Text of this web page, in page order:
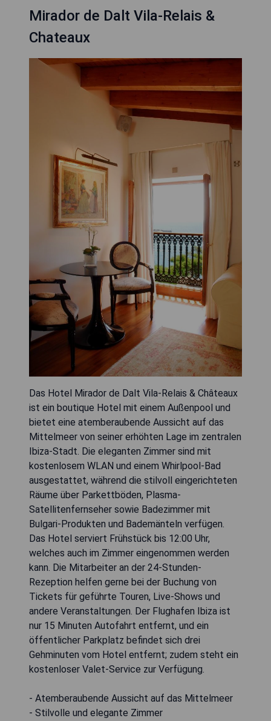
Mirador de Dalt Vila-Relais &
Chateaux
Das Hotel Mirador de Dalt Vila-Relais & Châteaux
ist ein boutique Hotel mit einem Außenpool und
bietet eine atemberaubende Aussicht auf das
Mittelmeer von seiner erhöhten Lage im zentralen
Ibiza-Stadt. Die eleganten Zimmer sind mit
kostenlosem WLAN und einem Whirlpool-Bad
ausgestattet, während die stilvoll eingerichteten
Räume über Parkettböden, Plasma-
Satellitenfernseher sowie Badezimmer mit
Bulgari-Produkten und Bademänteln verfügen.
Das Hotel serviert Frühstück bis 12:00 Uhr,
welches auch im Zimmer eingenommen werden
kann. Die Mitarbeiter an der 24-Stunden-
Rezeption helfen gerne bei der Buchung von
Tickets für geführte Touren, Live-Shows und
andere Veranstaltungen. Der Flughafen Ibiza ist
nur 15 Minuten Autofahrt entfernt, und ein
öffentlicher Parkplatz befindet sich drei
Gehminuten vom Hotel entfernt; zudem steht ein
kostenloser Valet-Service zur Verfügung.
- Atemberaubende Aussicht auf das Mittelmeer
- Stilvolle und elegante Zimmer